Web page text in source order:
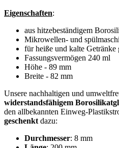
Eigenschaften:
aus hitzebeständigem
Mikrowellen- und
für heiße und kalte Getränke
Fassungsvermögen 240 ml
Höhe - 89 mm
Breite - 82 mm
Unsere nachhaltigen und
widerstandsfähigem
den allbekannten Einweg-
geschenkt dazu:
Durchmesser: 8 mm